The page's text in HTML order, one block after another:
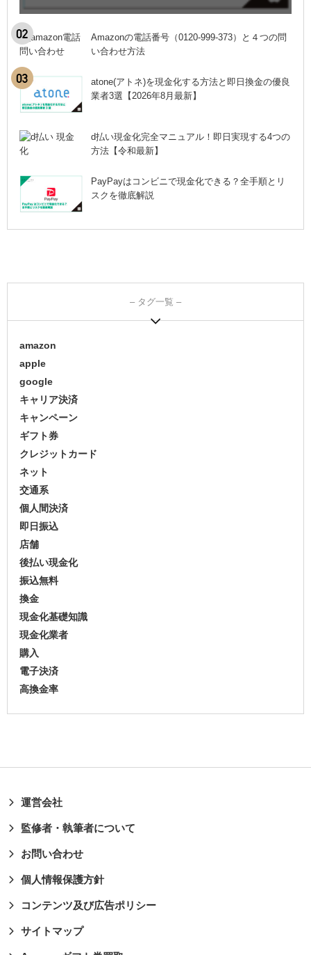
Amazonの電話番号（0120-999-373）と４つの問
い合わせ方法
atone(アトネ)を現金化する方法と即日換金の優良
業者3選【2026年8月最新】
d払い現金化完全マニュアル！即日実現する4つの
方法【令和最新】
PayPayはコンビニで現金化できる？全手順とリ
スクを徹底解説
– タグ一覧 –
amazon
apple
google
キャリア決済
キャンペーン
ギフト券
クレジットカード
ネット
交通系
個人間決済
即日振込
店舗
後払い現金化
振込無料
換金
現金化基礎知識
現金化業者
購入
電子決済
高換金率
運営会社
監修者・執筆者について
お問い合わせ
個人情報保護方針
コンテンツ及び広告ポリシー
サイトマップ